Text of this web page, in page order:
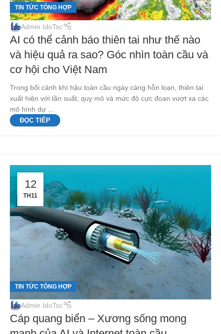
TIN TỨC TỔNG HỢP
Admin IdoTsc
AI có thể cảnh báo thiên tai như thế nào
và hiệu quả ra sao? Góc nhìn toàn cầu và
cơ hội cho Việt Nam
Trong bối cảnh khí hậu toàn cầu ngày càng hỗn loạn, thiên tai
xuất hiện với tần suất, quy mô và mức độ cực đoan vượt xa các
mô hình dự ...
ĐỌC TIẾP
12
TH11
TIN TỨC TỔNG HỢP
Admin IdoTsc
Cáp quang biển – Xương sống mong